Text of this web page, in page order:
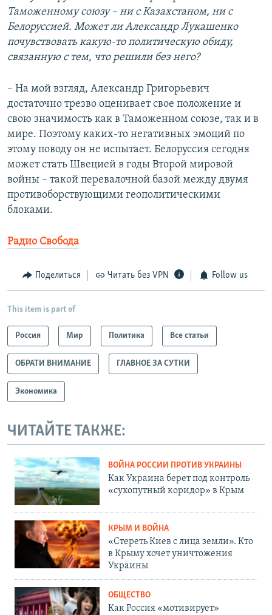
Таможенному союзу – ни с Казахстаном, ни с
Белоруссией. Может ли Александр Лукашенко
почувствовать какую-то политическую обиду,
связанную с тем, что решили без него?
– На мой взгляд, Александр Григорьевич
достаточно трезво оценивает свое положение и
свою значимость как в Таможенном союзе, так и в
мире. Поэтому каких-то негативных эмоций по
этому поводу он не испытает. Белоруссия сегодня
может стать Швецией в годы Второй мировой
войны – такой перевалочной базой между двумя
противоборствующими геополитическими
блоками.
Радио Свобода
Поделиться Читать без VPN Follow us
This item is part of
Россия Мир Политика Все статьи
ОБРАТИ ВНИМАНИЕ ГЛАВНОЕ ЗА СУТКИ
Экономика
ЧИТАЙТЕ ТАКЖЕ:
ВОЙНА РОССИИ ПРОТИВ УКРАИНЫ
Как Украина берет под контроль
«сухопутный коридор» в Крым
КРЫМ И ВОЙНА
«Стереть Киев с лица земли». Кто
в Крыму хочет уничтожения
Украины
ОБЩЕСТВО
Как Россия «мотивирует»